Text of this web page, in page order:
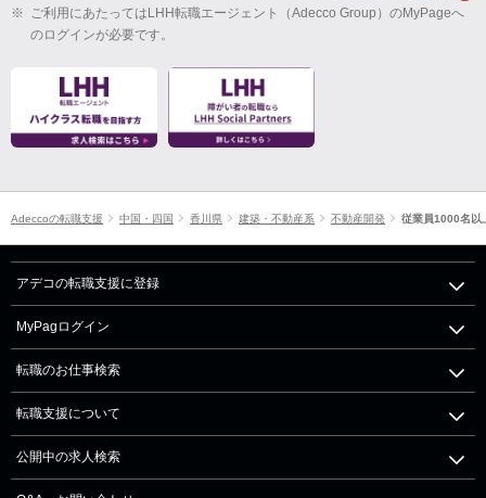
※ ご利用にあたってはLHH転職エージェント（Adecco Group）のMyPageへ
のログインが必要です。
Adeccoの転職支援 中国・四国 香川県 建築・不動産系 不動産開発 従業員1000名以
アデコの転職支援に登録
MyPagログイン
転職のお仕事検索
転職支援について
公開中の求人検索